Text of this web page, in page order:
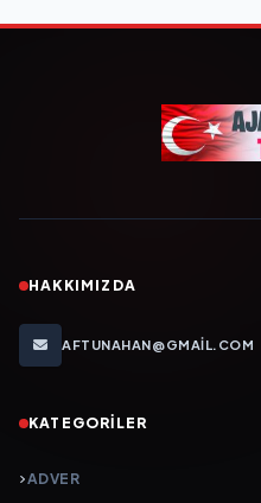
HAKKIMIZDA
AFTUNAHAN@GMAIL.COM
KATEGORILER
ADVER